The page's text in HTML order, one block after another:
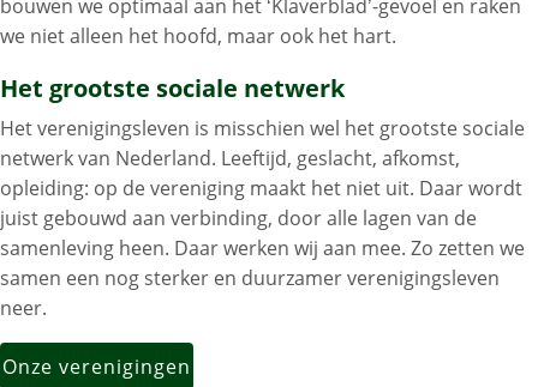
bouwen we optimaal aan het ‘Klaverblad’-gevoel en raken
we niet alleen het hoofd, maar ook het hart.
Het grootste sociale netwerk
Het verenigingsleven is misschien wel het grootste sociale
netwerk van Nederland. Leeftijd, geslacht, afkomst,
opleiding: op de vereniging maakt het niet uit. Daar wordt
juist gebouwd aan verbinding, door alle lagen van de
samenleving heen. Daar werken wij aan mee. Zo zetten we
samen een nog sterker en duurzamer verenigingsleven
neer.
Onze verenigingen